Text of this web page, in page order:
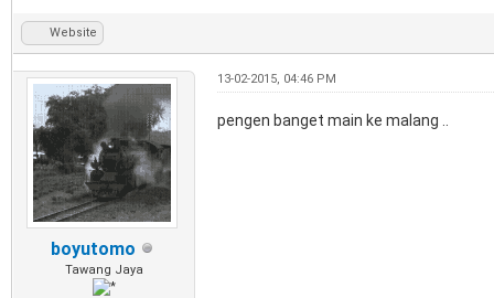
Website
boyutomo
Tawang Jaya
13-02-2015, 04:46 PM
pengen banget main ke malang ..